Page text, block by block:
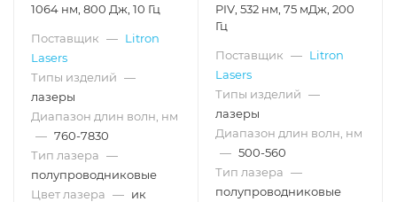
1064 нм, 800 Дж, 10 Гц
Поставщик — Litron
Lasers
Типы изделий —
лазеры
Диапазон длин волн, нм
— 760-7830
Тип лазера —
полупроводниковые
Цвет лазера — ик
PIV, 532 нм, 75 мДж, 200
Гц
Поставщик — Litron
Lasers
Типы изделий —
лазеры
Диапазон длин волн, нм
— 500-560
Тип лазера —
полупроводниковые